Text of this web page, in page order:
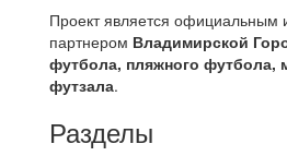
Проект является
партнером Владимирской
футбола, пляжного футбола,
футзала.
Разделы